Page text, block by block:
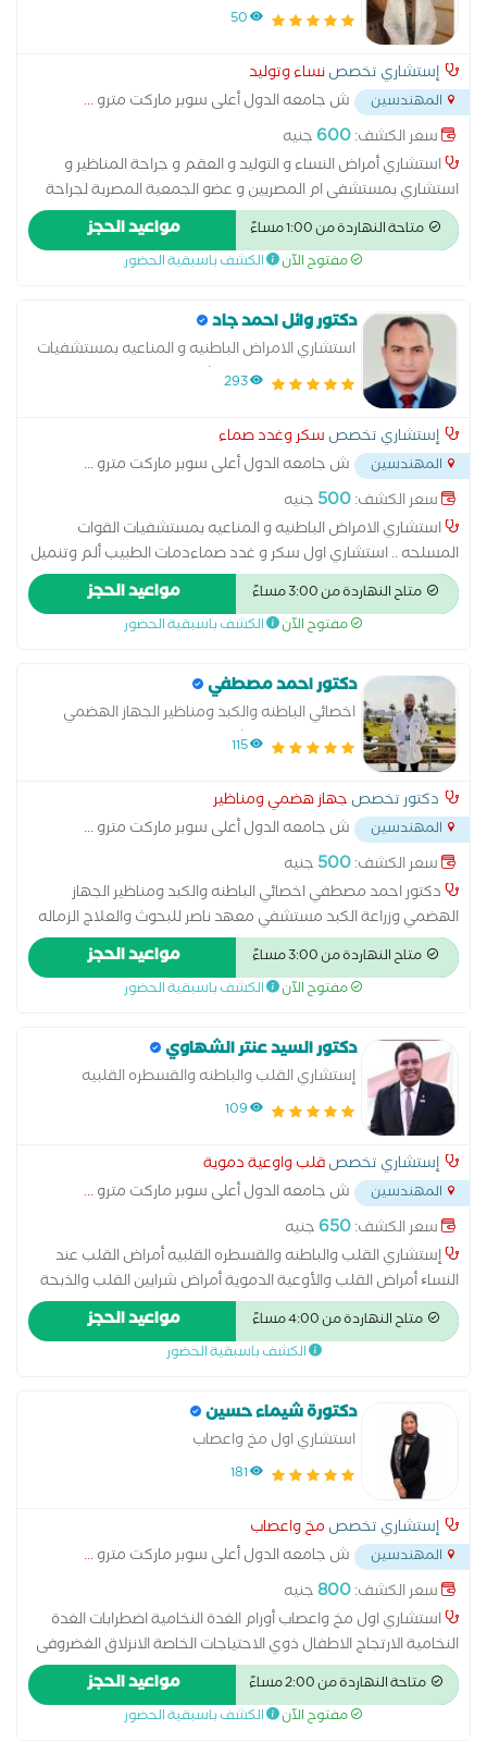
وتوليد متخصص في امراض نساء وتوليد، حقن
نسائية و ولادة
50
إستشاري تخصصنساء وتوليد
المهندسين ش جامعه الدول أعلى سوبر ماركت مترو...
سعر الكشف:600 جنيه
استشاري أمراض النساء و التوليد و العقم و جراحة المناظير و
استشاري بمستشفى ام المصريين و عضو الجمعية المصرية لجراحة
الاورام
متاحة النهاردة من 1:00 مساءً مواعيد الحجز
مفتوح الآن الكشف باسبقية الحضور
دكتور وائل احمد جاد
استشاري الامراض الباطنيه و المناعيه بمستشفيات
القوات المسلحه .. استشاري اول سكر و غدد صماء
293
إستشاري تخصص سكر وغدد صماء
المهندسين ش جامعه الدول أعلى سوبر ماركت مترو...
سعر الكشف:500 جنيه
استشاري الامراض الباطنيه و المناعيه بمستشفيات القوات
المسلحه .. استشاري اول سكر و غدد صماءدمات الطبيب ألم وتنميل
الأطراف في حالات التهابات الأعصاب لمرضى السكر أمراض الغدة
الكظرية أمراض الغدد الصماء اضطرابات الغدة النخامية اضطرابات
الهرمونات الجنسية الغدة الدرقية والجار درقية الفشل الكلوي نتيجة
الكبد و الكلى علاج اضطرابات الهرمونات عند البلوغ علاج السكر النوع
الأول علاج السكر النوع الثاني علاج الضعف الجنسى الناتج عن مرض
السكر علاج سكر الحمل علاج قصر القامة وتأخر البلوغ علاج مرض
السكر متابعة سكر الحمل متابعة سكر بالغين نوع أول وثاني
ومضاعفاته مشكلات الكلى عند مرضى السكر مضاعفات مرض السكر
نقص هرمون النمو
متاح النهاردة من 3:00 مساءً مواعيد الحجز
مفتوح الآن الكشف باسبقية الحضور
دكتور احمد مصطفي
اخصائي الباطنه والكبد ومناظير الجهاز الهضمي
وزراعة الكبد مستشفي معهد ناصر للبحوث والعلاج
115
دكتور تخصص جهاز هضمي ومناظير
المهندسين ش جامعه الدول أعلى سوبر ماركت مترو...
سعر الكشف:500 جنيه
دكتور احمد مصطفي اخصائي الباطنه والكبد ومناظير الجهاز
الهضمي وزراعة الكبد مستشفي معهد ناصر للبحوث والعلاج الزماله
المصريه للباطنه والجهاز الهضمي والكبد
متاح النهاردة من 3:00 مساءً مواعيد الحجز
مفتوح الآن الكشف باسبقية الحضور
دكتور السيد عنتر الشهاوي
إستشاري القلب والباطنه والقسطره القلبيه
109
إستشاري تخصصقلب واوعية دموية
المهندسين ش جامعه الدول أعلى سوبر ماركت مترو...
سعر الكشف:650 جنيه
إستشاري القلب والباطنه والقسطره القلبيه أمراض القلب عند
النساﺀ أمراض القلب والأوعية الدموية أمراض شرايين القلب والذبحة
الصدرية وارتقاع ضغط الدم أمراض صمام القلب اتساع عضلة القلب
اضطرابات نبض القلب اعتلال عضلة القلب الاكتشاف المبكر لامراض
القلب والشرايين التهاب بطانة القلب القسطرة التشخيصية والعلاجية
بالمجهود علاج ارتفاع نسبة الدهون والكوليسترول فى الدم علاج
قصور الشريان التاجى علاج هبوط عضلة القلب متابعة النشاط
الروماتيزمي والحمى الروماتيزمية متابعة ما بعد التوسيع وتركيب
الدعمات لشرايين القلب مرض الشريان التاجي
متاح النهاردة من 4:00 مساءً مواعيد الحجز
الكشف باسبقية الحضور
دكتورة شيماء حسين
استشاري اول مخ واعصاب
181
إستشاري تخصص مخ واعصاب
المهندسين ش جامعه الدول أعلى سوبر ماركت مترو...
سعر الكشف:800جنيه
استشاري اول مخ واعصاب أورام الغدة النخامية اضطرابات الغدة
النخامية الارتجاج الاطفال ذوي الاحتياجات الخاصة الانزلاق الغضروفى
القطني الانزلاق الغضروفي العنقي التشنجات ونوبات الصرع للاطفال
التصلب المتعدد الجلطات الدماغية الشلل بأنواعه الصداع والام
العصب الخامس الصرع النزيف الدماغي حالات التوحد وفرط الحركة
متاحة النهاردة من 2:00 مساءً مواعيد الحجز
مفتوح الآن الكشف باسبقية الحضور